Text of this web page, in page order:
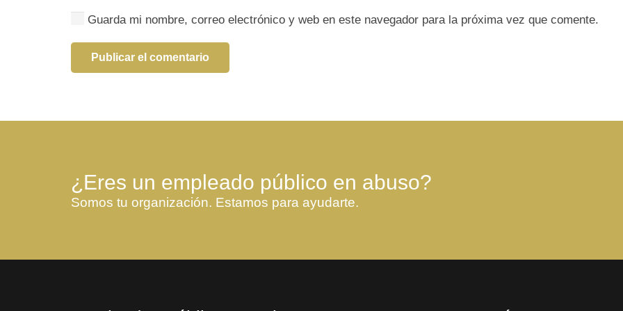
Guarda mi nombre, correo electrónico y web en este navegador para la próxima vez que comente.
Publicar el comentario
¿Eres un empleado público en abuso?
Somos tu organización. Estamos para ayudarte.